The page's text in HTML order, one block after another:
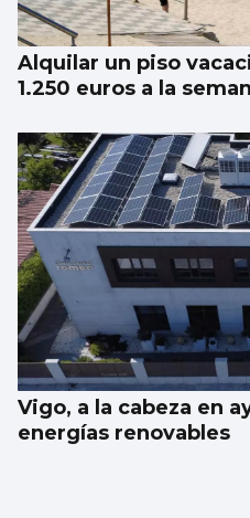
Alquilar un piso
1.250 euros a la
Vigo, a la cabeza en
energías renovables